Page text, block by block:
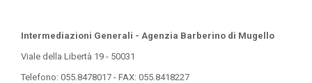
Intermediazioni Generali - Agenzia Barberino di Mugello
Viale della Libertà 19 - 50031
Telefono: 055.8478017 - FAX: 055.8418227